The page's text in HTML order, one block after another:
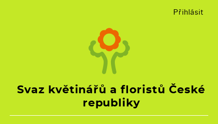
Svaz květinářů a floristů České
republiky
Přihlásit